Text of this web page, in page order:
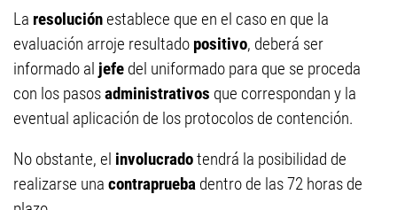
La resoluciónestablece que en el caso en que la
evaluación arroje resultado positivo, deberá ser
informado al jefe del uniformado para que se proceda
con los pasosadministrativos que correspondan y la
eventual aplicación de los protocolos de contención.
No obstante, el involucradotendrá la posibilidad de
realizarse una contraprueba dentro de las 72 horas de